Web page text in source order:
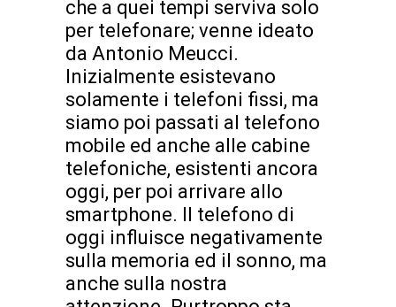
che a quei tempi serviva solo
per telefonare; venne ideato
da Antonio Meucci.
Inizialmente esistevano
solamente i telefoni fissi, ma
siamo poi passati al telefono
mobile ed anche alle cabine
telefoniche, esistenti ancora
oggi, per poi arrivare allo
smartphone. Il telefono di
oggi influisce negativamente
sulla memoria ed il sonno, ma
anche sulla nostra